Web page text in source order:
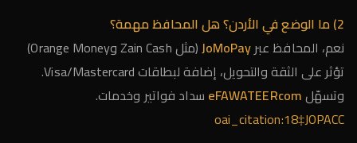
2) ما الوضع في الأردن؟ هل المحافظ مهمة؟
نعم، المحافظ عبرJoMoPay
(مثل Zain Cash وOrange Money)
تؤثر على الثقة والتحويل، إضافة لبطاقات Visa/Mastercard.
وتسهّلeFAWATEERcom سداد فواتير وخدمات.
oai_citation:18‡JOPACC